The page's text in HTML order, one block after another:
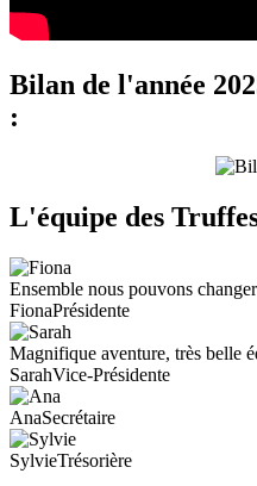
Bilan de l'année
:
L'équipe des
Ensemble nous pouvons
FionaPrésidente
Magnifique aventure, très belle
SarahVice-Présidente
AnaSecrétaire
SylvieTrésorière